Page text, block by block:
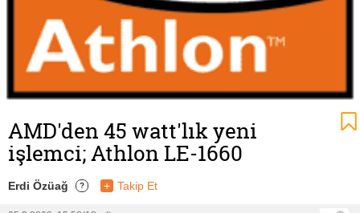
AMD'den 45 watt'lık yeni
işlemci; Athlon LE-1660
Erdi Özüağ ? + Takip Et